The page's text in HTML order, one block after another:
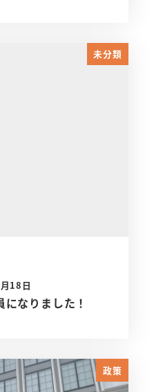
未分類
なりました！
18日
政策